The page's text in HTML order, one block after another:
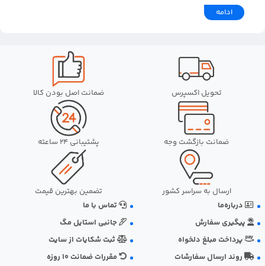
ادامه
تحویل اکسپرس ضمانت اصل بودن کالا
ضمانت بازگشت وجه پشتیبانی 24 ساعته
ارسال به سراسر کشور
تضمین بهترین قیمت
درباره‌ما
تماس با ما
پیگیری سفارش
جانبی استایل مگ
پرداخت مبلغ دلخواه
ثبت شکایات از سایت
روند ارسال سفارشات
مقررات ضمانت 10 روزه